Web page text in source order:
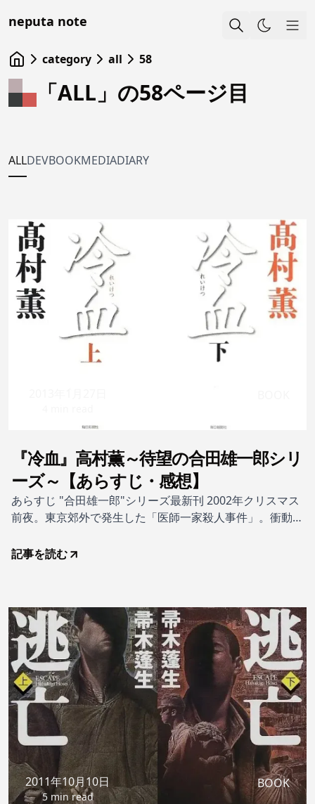
neputa note
category
all 58
「ALL」の58ページ目
ALL DEV BOOK MEDIA DIARY
『冷血』高村薫～待望の合田雄一郎シリ
ーズ～【あらすじ・感想】
あらすじ "合田雄一郎"シリーズ最新刊 2002年クリスマス
前夜。東京郊外で発生した「医師一家殺人事件」。衝動の
いた住宅に侵入、一家殺害という凶行におよんだ犯人た
記事を読む
2011年10月10日
5 min read
BOOK